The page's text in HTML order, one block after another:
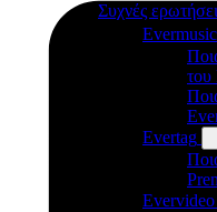
Συχνές
Evermusic
του
Evertag
Evervideo